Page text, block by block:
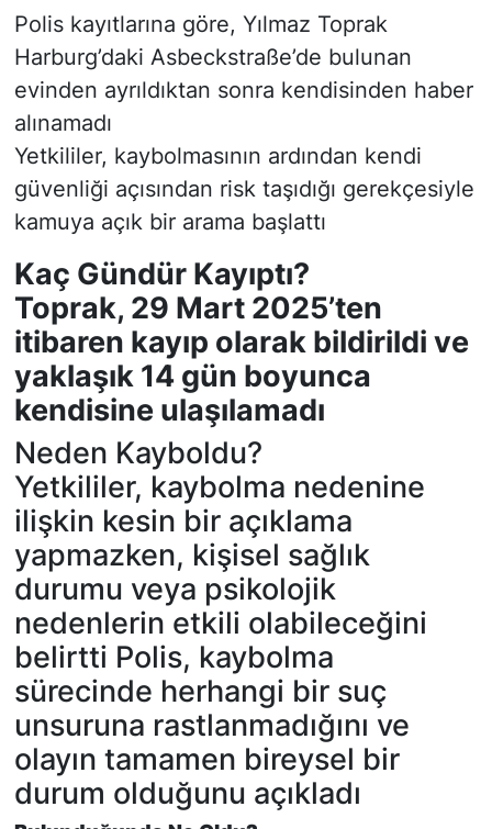
Polis kayıtlarına göre, Yılmaz Toprak
Harburg’daki Asbeckstraße’de bulunan
evinden ayrıldıktan sonra kendisinden haber
alınamadı
Yetkililer, kaybolmasının ardından kendi
güvenliği açısından risk taşıdığı gerekçesiyle
kamuya açık bir arama başlattı
Kaç Gündür Kayıptı?
Toprak, 29 Mart 2025’ten
itibaren kayıp olarak bildirildi ve
yaklaşık 14 gün boyunca
kendisine ulaşılamadı
Neden Kayboldu?
Yetkililer, kaybolma nedenine
ilişkin kesin bir açıklama
yapmazken, kişisel sağlık
durumu veya psikolojik
nedenlerin etkili olabileceğini
belirtti Polis, kaybolma
sürecinde herhangi bir suç
unsuruna rastlanmadığını ve
olayın tamamen bireysel bir
durum olduğunu açıkladı